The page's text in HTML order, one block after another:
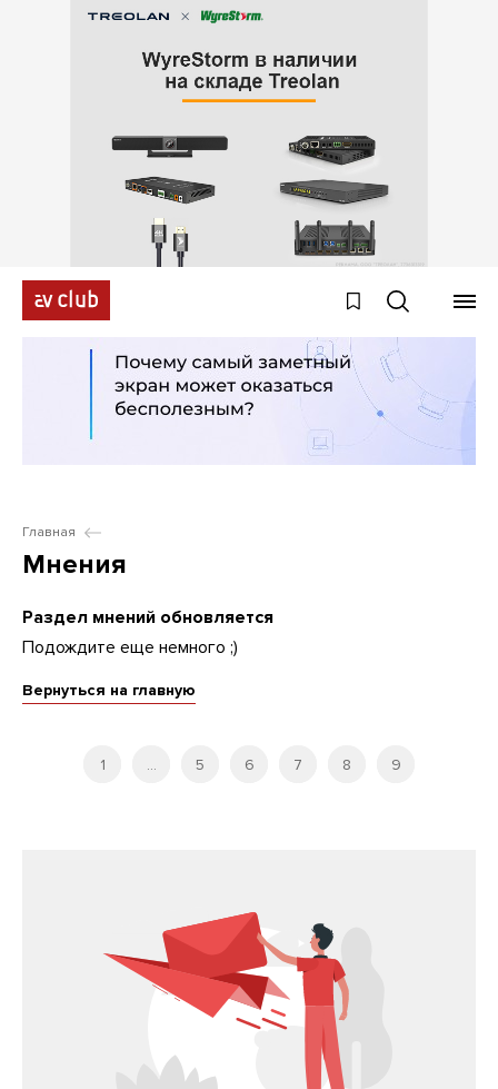
Главная
Мнения
Раздел мнений обновляется
Подождите еще немного ;)
Вернуться на главную
1 ... 5 6 7 8 9